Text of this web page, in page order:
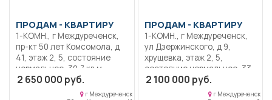
ПРОДАМ - КВАРТИРУ
1-КОМН., г Междуреченск,
пр-кт 50 лет Комсомола, д
41, этаж 2, 5, состояние
нормальное, 30,7 кв.м,
пластиковые окна, новая
сантехника, застекленный
2 650 000 руб.
г Междуреченск
ПРОДАМ - КВАРТИРУ
1-КОМН., г Междуреченск,
ул Дзержинского, д 9,
хрущевка, этаж 2, 5,
состояние нормальное, 33
кв.м, пластиковые окна,
застекленный балкон, не
2 100 000 руб.
г Междуреченск